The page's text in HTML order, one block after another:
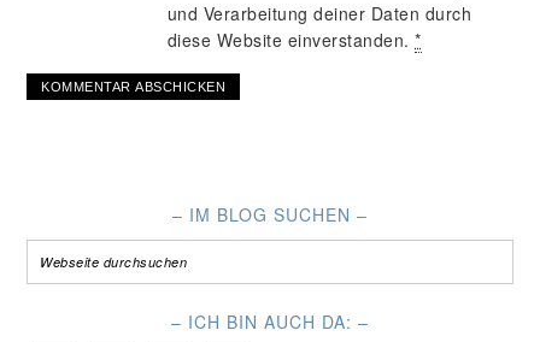
und Verarbeitung deiner Daten durch
diese Website einverstanden.*
– IM BLOG SUCHEN –
– ICH BIN AUCH DA: –